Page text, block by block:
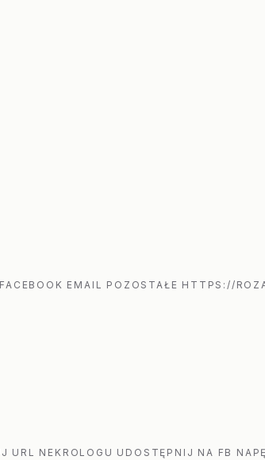
EMAIL POZOSTAŁE HTTPS://
NEKROLOGU UDOSTĘPNIJ NA FB